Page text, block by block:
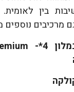
בין לאומית.
מרכיבים נוספים
4*-